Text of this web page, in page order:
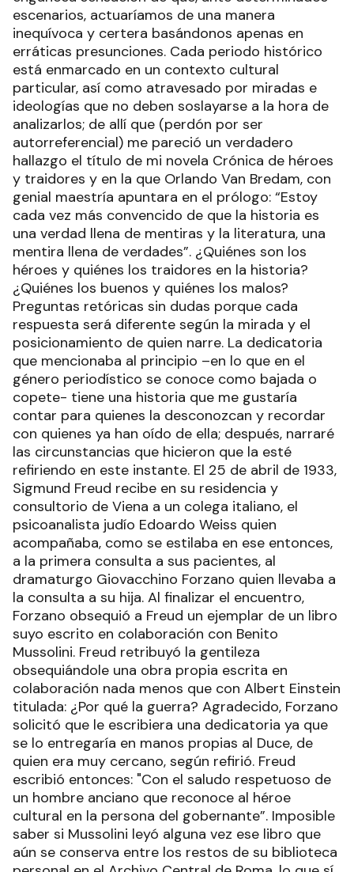
escenarios, actuaríamos de una manera
inequívoca y certera basándonos apenas en
erráticas presunciones. Cada periodo histórico
está enmarcado en un contexto cultural
particular, así como atravesado por miradas e
ideologías que no deben soslayarse a la hora de
analizarlos; de allí que (perdón por ser
autorreferencial) me pareció un verdadero
hallazgo el título de mi novela Crónica de héroes
y traidores y en la que Orlando Van Bredam, con
genial maestría apuntara en el prólogo: “Estoy
cada vez más convencido de que la historia es
una verdad llena de mentiras y la literatura, una
mentira llena de verdades”. ¿Quiénes son los
héroes y quiénes los traidores en la historia?
¿Quiénes los buenos y quiénes los malos?
Preguntas retóricas sin dudas porque cada
respuesta será diferente según la mirada y el
posicionamiento de quien narre. La dedicatoria
que mencionaba al principio –en lo que en el
género periodístico se conoce como bajada o
copete- tiene una historia que me gustaría
contar para quienes la desconozcan y recordar
con quienes ya han oído de ella; después, narraré
las circunstancias que hicieron que la esté
refiriendo en este instante. El 25 de abril de 1933,
Sigmund Freud recibe en su residencia y
consultorio de Viena a un colega italiano, el
psicoanalista judío Edoardo Weiss quien
acompañaba, como se estilaba en ese entonces,
a la primera consulta a sus pacientes, al
dramaturgo Giovacchino Forzano quien llevaba a
la consulta a su hija. Al finalizar el encuentro,
Forzano obsequió a Freud un ejemplar de un libro
suyo escrito en colaboración con Benito
Mussolini. Freud retribuyó la gentileza
obsequiándole una obra propia escrita en
colaboración nada menos que con Albert Einstein
titulada: ¿Por qué la guerra? Agradecido, Forzano
solicitó que le escribiera una dedicatoria ya que
se lo entregaría en manos propias al Duce, de
quien era muy cercano, según refirió. Freud
escribió entonces: "Con el saludo respetuoso de
un hombre anciano que reconoce al héroe
cultural en la persona del gobernante”. Imposible
saber si Mussolini leyó alguna vez ese libro que
aún se conserva entre los restos de su biblioteca